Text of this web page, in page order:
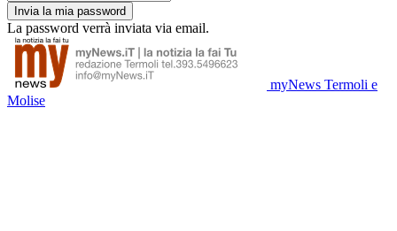
La password verrà inviata via email.
myNews Termoli e
Molise